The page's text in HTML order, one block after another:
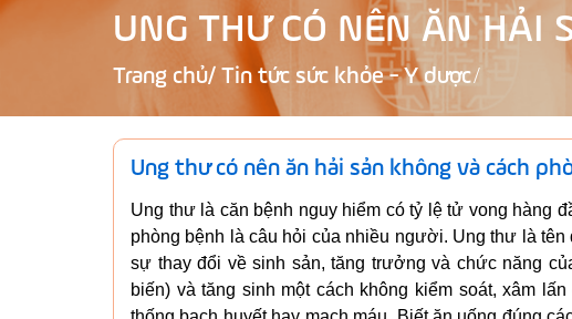
UNG THƯ CÓ NÊN ĂN HẢI
Trang chủ/ Tin tức sức khỏe - Y dược
Ung thư có nên ăn hải sản không và cách
Ung thư là căn bệnh nguy hiểm có tỷ lệ tử vong hàng
phòng bệnh là câu hỏi của nhiều người. Ung thư là
sự thay đổi về sinh sản, tăng trưởng và chức năng
biến) và tăng sinh một cách không kiểm soát, xâm